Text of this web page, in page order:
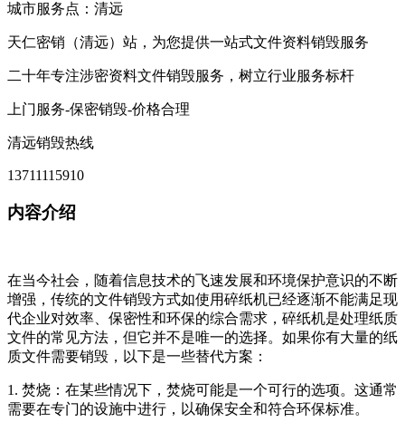
城市服务点：清远
天仁密销（清远）站，为您提供一站式文件资料销毁服务
二十年专注涉密资料文件销毁服务，树立行业服务标杆
上门服务-保密销毁-价格合理
清远销毁热线
13711115910
内容介绍
在当今社会，随着信息技术的飞速发展和环境保护意识的不断
增强，传统的文件销毁方式如使用碎纸机已经逐渐不能满足现
代企业对效率、保密性和环保的综合需求，碎纸机是处理纸质
文件的常见方法，但它并不是唯一的选择。如果你有大量的纸
质文件需要销毁，以下是一些替代方案：
1. 焚烧：在某些情况下，焚烧可能是一个可行的选项。这通常
需要在专门的设施中进行，以确保安全和符合环保标准。